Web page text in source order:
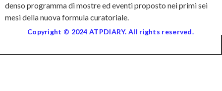
denso programma di mostre ed eventi proposto nei primi sei
mesi della nuova formula curatoriale.
Copyright © 2024 ATPDIARY. All rights reserved.